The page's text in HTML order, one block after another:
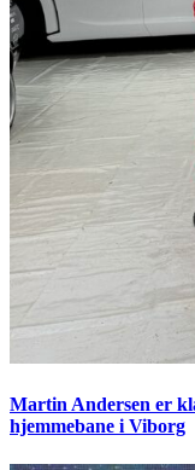
Martin Andersen er
hjemmebane i Viborg